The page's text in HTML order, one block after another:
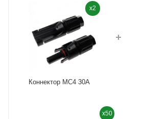
x2
Коннектор MC4 30A
x50